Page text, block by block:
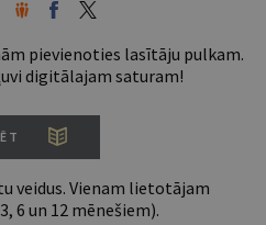
pievienoties lasītāju pulkam.
digitālajam saturam!
veidus. Vienam lietotājam
6 un 12 mēnešiem).